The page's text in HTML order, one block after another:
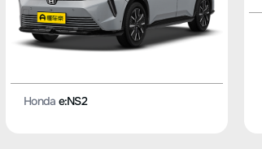
Honda e:NS2